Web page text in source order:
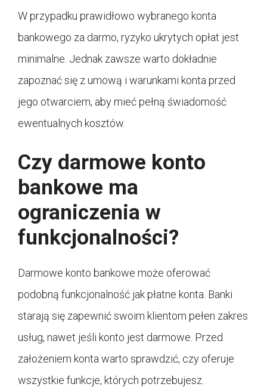
W przypadku prawidłowo wybranego konta
bankowego za darmo, ryzyko ukrytych opłat jest
minimalne. Jednak zawsze warto dokładnie
zapoznać się z umową i warunkami konta przed
jego otwarciem, aby mieć pełną świadomość
ewentualnych kosztów.
Czy darmowe konto
bankowe ma
ograniczenia w
funkcjonalności?
Darmowe konto bankowe może oferować
podobną funkcjonalność jak płatne konta. Banki
starają się zapewnić swoim klientom pełen zakres
usług, nawet jeśli konto jest darmowe. Przed
założeniem konta warto sprawdzić, czy oferuje
wszystkie funkcje, których potrzebujesz.